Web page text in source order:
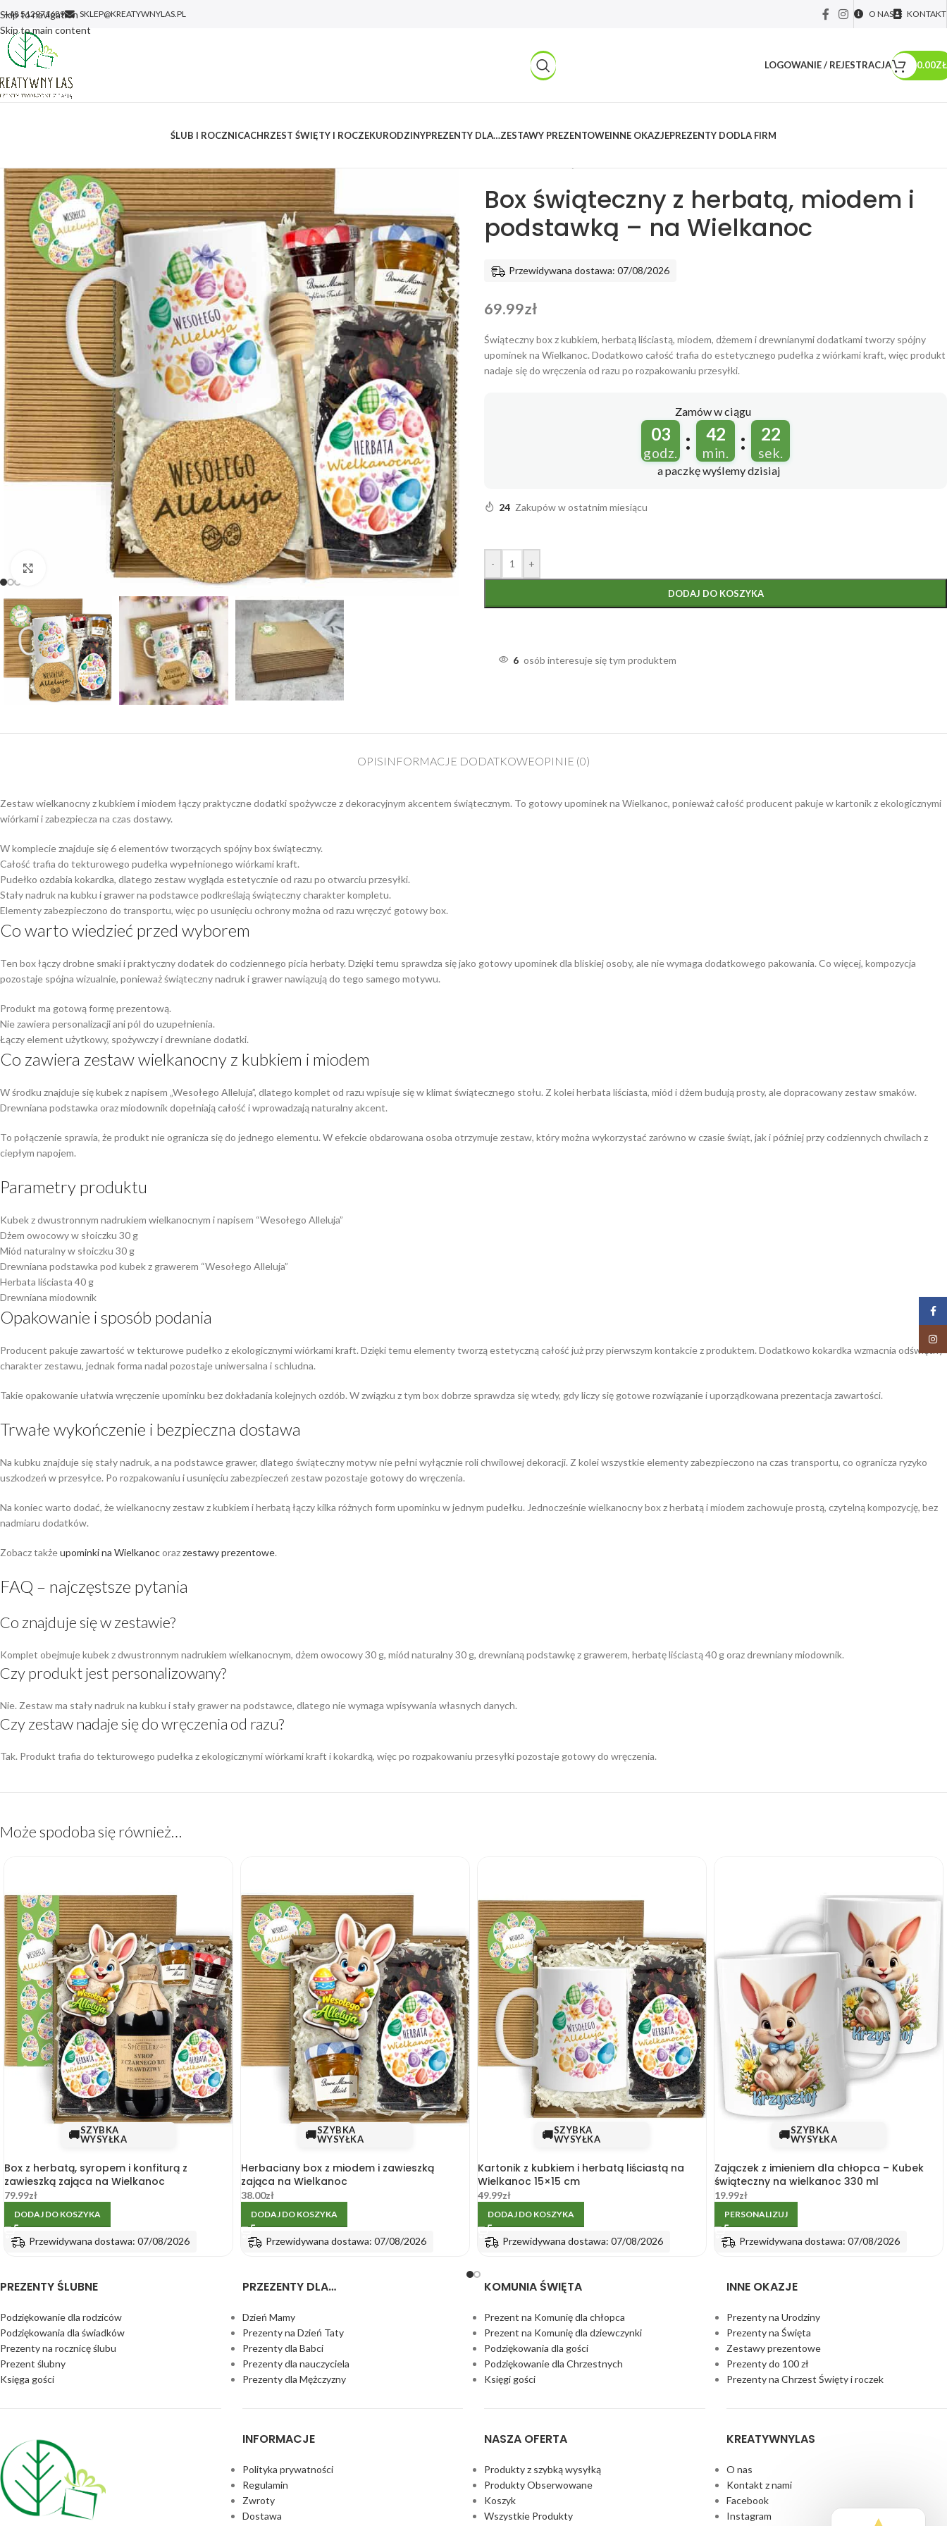
Skip to navigation
Skip to main content
+48 512971689 SKLEP@KREATYWNYLAS.PL O NAS KONTAKT
LOGOWANIE / REJESTRACJA 0.00ZŁ
ŚLUB I ROCZNICACHRZEST ŚWIĘTY I ROCZEKURODZINYPREZENTY DLA…ZESTAWY PREZENTOWEINNE OKAZJEPREZENTY DODLA FIRM
Box świąteczny z herbatą, miodem i
podstawką – na Wielkanoc
Przewidywana dostawa: 07/08/2026
69.99zł
Świąteczny box z kubkiem, herbatą liściastą, miodem, dżemem i drewnianymi dodatkami tworzy spójny
upominek na Wielkanoc. Dodatkowo całość trafia do estetycznego pudełka z wiórkami kraft, więc produkt
nadaje się do wręczenia od razu po rozpakowaniu przesyłki.
Zamów w ciągu
03
godz. : 42
min. : 21
sek.
a paczkę wyślemydzisiaj
24 Zakupów w ostatnim miesiącu
- +
DODAJ DO KOSZYKA
6 osób interesuje się tym produktem
OPISINFORMACJE DODATKOWEOPINIE (0)
Zestaw wielkanocny z kubkiem i miodem łączy praktyczne dodatki spożywcze z dekoracyjnym akcentem świątecznym. To gotowy upominek na Wielkanoc, ponieważ całość producent pakuje w kartonik z ekologicznymi
wiórkami i zabezpiecza na czas dostawy.
W komplecie znajduje się 6 elementów tworzących spójny box świąteczny.
Całość trafia do tekturowego pudełka wypełnionego wiórkami kraft.
Pudełko ozdabia kokardka, dlatego zestaw wygląda estetycznie od razu po otwarciu przesyłki.
Stały nadruk na kubku i grawer na podstawce podkreślają świąteczny charakter kompletu.
Elementy zabezpieczono do transportu, więc po usunięciu ochrony można od razu wręczyć gotowy box.
Co warto wiedzieć przed wyborem
Ten box łączy drobne smaki i praktyczny dodatek do codziennego picia herbaty. Dzięki temu sprawdza się jako gotowy upominek dla bliskiej osoby, ale nie wymaga dodatkowego pakowania. Co więcej, kompozycja
pozostaje spójna wizualnie, ponieważ świąteczny nadruk i grawer nawiązują do tego samego motywu.
Produkt ma gotową formę prezentową.
Nie zawiera personalizacji ani pól do uzupełnienia.
Łączy element użytkowy, spożywczy i drewniane dodatki.
Co zawiera zestaw wielkanocny z kubkiem i miodem
W środku znajduje się kubek z napisem „Wesołego Alleluja”, dlatego komplet od razu wpisuje się w klimat świątecznego stołu. Z kolei herbata liściasta, miód i dżem budują prosty, ale dopracowany zestaw smaków.
Drewniana podstawka oraz miodownik dopełniają całość i wprowadzają naturalny akcent.
To połączenie sprawia, że produkt nie ogranicza się do jednego elementu. W efekcie obdarowana osoba otrzymuje zestaw, który można wykorzystać zarówno w czasie świąt, jak i później przy codziennych chwilach z
ciepłym napojem.
Parametry produktu
Kubek z dwustronnym nadrukiem wielkanocnym i napisem “Wesołego Alleluja”
Dżem owocowy w słoiczku 30 g
Miód naturalny w słoiczku 30 g
Drewniana podstawka pod kubek z grawerem “Wesołego Alleluja”
Herbata liściasta 40 g
Drewniana miodownik
Opakowanie i sposób podania
Producent pakuje zawartość w tekturowe pudełko z ekologicznymi wiórkami kraft. Dzięki temu elementy tworzą estetyczną całość już przy pierwszym kontakcie z produktem. Dodatkowo kokardka wzmacnia odświętny
charakter zestawu, jednak forma nadal pozostaje uniwersalna i schludna.
Takie opakowanie ułatwia wręczenie upominku bez dokładania kolejnych ozdób. W związku z tym box dobrze sprawdza się wtedy, gdy liczy się gotowe rozwiązanie i uporządkowana prezentacja zawartości.
Trwałe wykończenie i bezpieczna dostawa
Na kubku znajduje się stały nadruk, a na podstawce grawer, dlatego świąteczny motyw nie pełni wyłącznie roli chwilowej dekoracji. Z kolei wszystkie elementy zabezpieczono na czas transportu, co ogranicza ryzyko
uszkodzeń w przesyłce. Po rozpakowaniu i usunięciu zabezpieczeń zestaw pozostaje gotowy do wręczenia.
Na koniec warto dodać, że wielkanocny zestaw z kubkiem i herbatą łączy kilka różnych form upominku w jednym pudełku. Jednocześnie wielkanocny box z herbatą i miodem zachowuje prostą, czytelną kompozycję, bez
nadmiaru dodatków.
Zobacz takżeupominki na Wielkanocorazzestawy prezentowe.
FAQ – najczęstsze pytania
Co znajduje się w zestawie?
Komplet obejmuje kubek z dwustronnym nadrukiem wielkanocnym, dżem owocowy 30 g, miód naturalny 30 g, drewnianą podstawkę z grawerem, herbatę liściastą 40 g oraz drewniany miodownik.
Czy produkt jest personalizowany?
Nie. Zestaw ma stały nadruk na kubku i stały grawer na podstawce, dlatego nie wymaga wpisywania własnych danych.
Czy zestaw nadaje się do wręczenia od razu?
Tak. Produkt trafia do tekturowego pudełka z ekologicznymi wiórkami kraft i kokardką, więc po rozpakowaniu przesyłki pozostaje gotowy do wręczenia.
Może spodoba się również…
🚚SZYBKA
WYSYŁKA
Box z herbatą, syropem i konfiturą z
zawieszką zająca na Wielkanoc
79.99zł
DODAJ DO KOSZYKA
Przewidywana dostawa: 07/08/2026
🚚SZYBKA
WYSYŁKA
Herbaciany box z miodem i zawieszką
zająca na Wielkanoc
38.00zł
DODAJ DO KOSZYKA
Przewidywana dostawa: 07/08/2026
🚚SZYBKA
WYSYŁKA
Kartonik z kubkiem i herbatą liściastą na
Wielkanoc 15×15 cm
49.99zł
DODAJ DO KOSZYKA
Przewidywana dostawa: 07/08/2026
🚚SZYBKA
WYSYŁKA
Zajączek z imieniem dla chłopca – Kubek
świąteczny na wielkanoc 330 ml
19.99zł
PERSONALIZUJ
Przewidywana dostawa: 07/08/2026
PREZENTY ŚLUBNE
Podziękowanie dla rodziców
Podziękowania dla świadków
Prezenty na rocznicę ślubu
Prezent ślubny
Księga gości
PRZEZENTY DLA…
Dzień Mamy
Prezenty na Dzień Taty
Prezenty dla Babci
Prezenty dla nauczyciela
Prezenty dla Mężczyzny
INFORMACJE
Polityka prywatności
Regulamin
Zwroty
Dostawa
KOMUNIA ŚWIĘTA
Prezent na Komunię dla chłopca
Prezent na Komunię dla dziewczynki
Podziękowania dla gości
Podziękowanie dla Chrzestnych
Księgi gości
NASZA OFERTA
Produkty z szybką wysyłką
Produkty Obserwowane
Koszyk
Wszystkie Produkty
INNE OKAZJE
Prezenty na Urodziny
Prezenty na Święta
Zestawy prezentowe
Prezenty do 100 zł
Prezenty na Chrzest Święty i roczek
KREATYWNYLAS
O nas
Kontakt z nami
Facebook
Instagram